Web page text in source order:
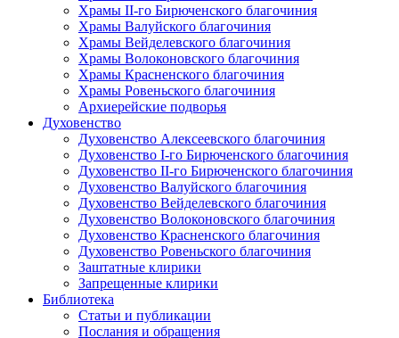
Храмы II-го Бирюченского благочиния
Храмы Валуйского благочиния
Храмы Вейделевского благочиния
Храмы Волоконовского благочиния
Храмы Красненского благочиния
Храмы Ровеньского благочиния
Архиерейские подворья
Духовенство
Духовенство Алексеевского благочиния
Духовенство I-го Бирюченского благочиния
Духовенство II-го Бирюченского благочиния
Духовенство Валуйского благочиния
Духовенство Вейделевского благочиния
Духовенство Волоконовского благочиния
Духовенство Красненского благочиния
Духовенство Ровеньского благочиния
Заштатные клирики
Запрещенные клирики
Библиотека
Статьи и публикации
Послания и обращения